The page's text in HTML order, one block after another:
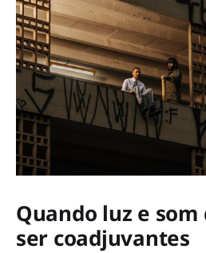
Quando luz e
ser coadjuvantes